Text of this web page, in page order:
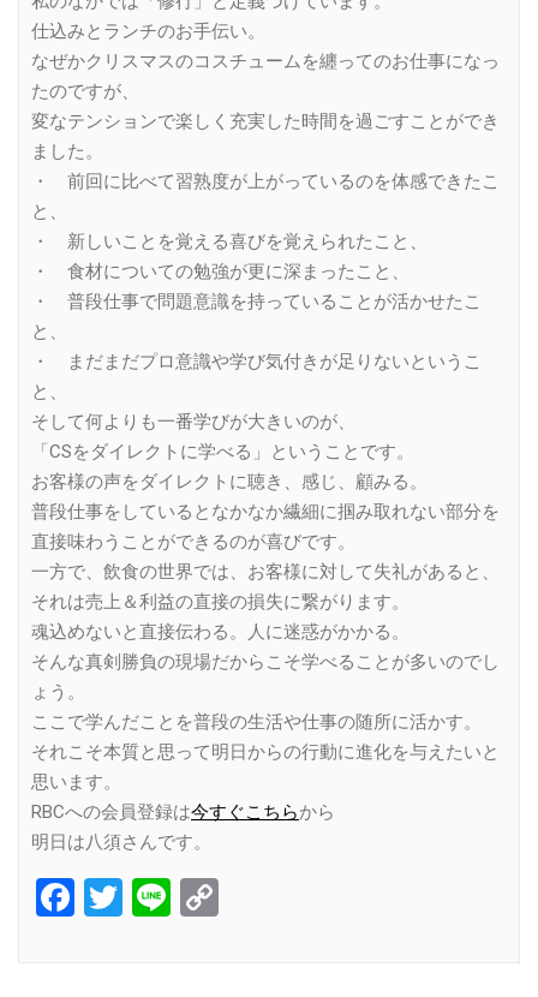
仕込みとランチのお手伝い。
なぜかクリスマスのコスチュームを纏ってのお仕事になっ
たのですが、
変なテンションで楽しく充実した時間を過ごすことができ
ました。
・ 前回に比べて習熟度が上がっているのを体感できたこ
と、
・ 新しいことを覚える喜びを覚えられたこと、
・ 食材についての勉強が更に深まったこと、
・ 普段仕事で問題意識を持っていることが活かせたこ
と、
・ まだまだプロ意識や学び気付きが足りないというこ
と、
そして何よりも一番学びが大きいのが、
「CSをダイレクトに学べる」ということです。
お客様の声をダイレクトに聴き、感じ、顧みる。
普段仕事をしているとなかなか繊細に掴み取れない部分を
直接味わうことができるのが喜びです。
一方で、飲食の世界では、お客様に対して失礼があると、
それは売上＆利益の直接の損失に繋がります。
魂込めないと直接伝わる。人に迷惑がかかる。
そんな真剣勝負の現場だからこそ学べることが多いのでし
ょう。
ここで学んだことを普段の生活や仕事の随所に活かす。
それこそ本質と思って明日からの行動に進化を与えたいと
思います。
RBCへの会員登録は今すぐこちらから
明日は八須さんです。
Facebook
Twitter
Line